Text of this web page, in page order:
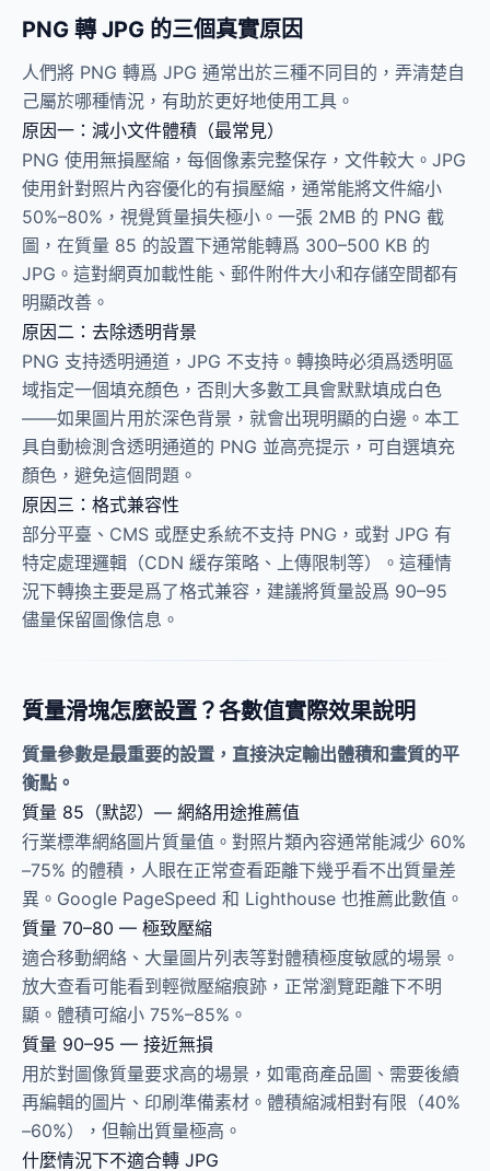
PNG 轉 JPG 的三個真實原因
人們將 PNG 轉爲 JPG 通常出於三種不同目的，弄清楚自
己屬於哪種情況，有助於更好地使用工具。
原因一：減小文件體積（最常見）
PNG 使用無損壓縮，每個像素完整保存，文件較大。JPG
使用針對照片內容優化的有損壓縮，通常能將文件縮小
50%–80%，視覺質量損失極小。一張 2MB 的 PNG 截
圖，在質量 85 的設置下通常能轉爲 300–500 KB 的
JPG。這對網頁加載性能、郵件附件大小和存儲空間都有
明顯改善。
原因二：去除透明背景
PNG 支持透明通道，JPG 不支持。轉換時必須爲透明區
域指定一個填充顏色，否則大多數工具會默默填成白色
——如果圖片用於深色背景，就會出現明顯的白邊。本工
具自動檢測含透明通道的 PNG 並高亮提示，可自選填充
顏色，避免這個問題。
原因三：格式兼容性
部分平臺、CMS 或歷史系統不支持 PNG，或對 JPG 有
特定處理邏輯（CDN 緩存策略、上傳限制等）。這種情
況下轉換主要是爲了格式兼容，建議將質量設爲 90–95
儘量保留圖像信息。
質量滑塊怎麼設置？各數值實際效果說明
質量參數是最重要的設置，直接決定輸出體積和畫質的平
衡點。
質量 85（默認）— 網絡用途推薦值
行業標準網絡圖片質量值。對照片類內容通常能減少 60%
–75% 的體積，人眼在正常查看距離下幾乎看不出質量差
異。Google PageSpeed 和 Lighthouse 也推薦此數值。
質量 70–80 — 極致壓縮
適合移動網絡、大量圖片列表等對體積極度敏感的場景。
放大查看可能看到輕微壓縮痕跡，正常瀏覽距離下不明
顯。體積可縮小 75%–85%。
質量 90–95 — 接近無損
用於對圖像質量要求高的場景，如電商產品圖、需要後續
再編輯的圖片、印刷準備素材。體積縮減相對有限（40%
–60%），但輸出質量極高。
什麼情況下不適合轉 JPG